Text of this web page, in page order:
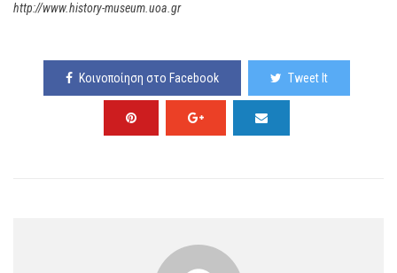
http://www.history-museum.uoa.gr
Κοινοποίηση στο Facebook Tweet It